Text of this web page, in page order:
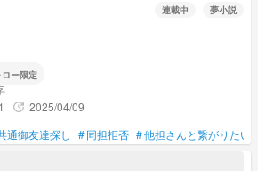
連載中 夢小説
ー限定
1 update 2025/04/09
通御友達探し #同担拒否 #他担さんと繋がりたい